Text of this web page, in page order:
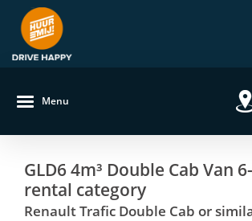
Menu
GLD6 4m³ Double Cab Van
rental category
Renault Trafic Double Cab or